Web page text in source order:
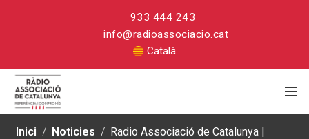
933 444 243
info@radioassociacio.cat
Català
Inici / Noticies / Radio Associació de Catalunya |